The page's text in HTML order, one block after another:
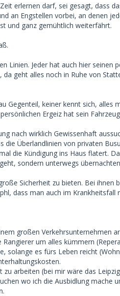
erlernen darf, sei gesagt, dass
an Engstellen vorbei, an denen
und ganz gemühtlich weiterfährt.
Linien. Jeder hat auch hier seinen
geht alles noch in Ruhe von
Gegenteil, keiner kennt sich,
Ergeiz hat sein
nach wirklich Gewissenhaft
die Überlandlinien von privaten
die Kündigung ins Haus flatert.
sondern unterwegs
Sicherheit zu bieten. Bei
dass man auch im
großen Verkehrsunternehmen
um alles kümmern
solange es fürs Leben reicht
zu arbeiten (bei mir wäre das
wo ich die Ausbidlung